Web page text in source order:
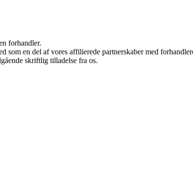
forhandler.
en del af vores affilierede partnerskaber med
skriftlig tilladelse fra os.